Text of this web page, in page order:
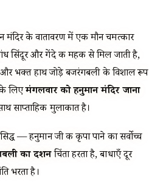
मंदिर के वातावरण में एक मौन चमत्कार
सिंदूर और गेंदे की महक से मिल जाती है,
भक्त हाथ जोड़े बजरंगबली के विशाल रूप
के लिएमंगलवार को हनुमान मंदिर जाना
साप्ताहिक मुलाकात है।
— हनुमान जी की कृपा पाने का सर्वोच्च
का दर्शनचिंता हरता है, बाधाएँ दूर
भरता है।